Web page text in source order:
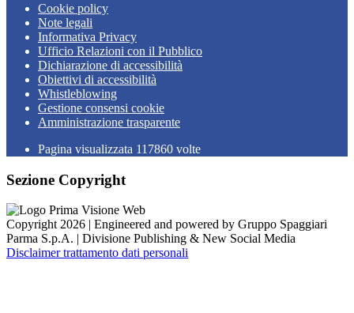
Cookie policy
Note legali
Informativa Privacy
Ufficio Relazioni con il Pubblico
Dichiarazione di accessibilità
Obiettivi di accessibilità
Whistleblowing
Gestione consensi cookie
Amministrazione trasparente
Pagina visualizzata 117860 volte
Sezione Copyright
Copyright 2026 | Engineered and powered by Gruppo Spaggiari
Parma S.p.A. | Divisione Publishing & New Social Media
Disclaimer trattamento dati personali